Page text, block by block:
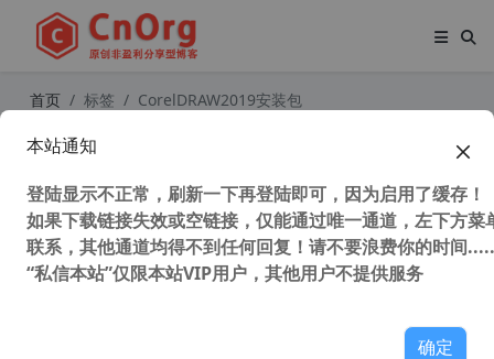
首页 标签 CorelDRAW2019安装包
不过期
本站通知
登陆显示不正常，刷新一下再登陆即可，因为启用了缓存！
如果下载链接失效或空链接，仅能通过唯一通道，左下方菜
联系，其他通道均得不到任何回复！请不要浪费你的时间
“私信本站”仅限本站VIP用户，其他用户不提供服务
确定